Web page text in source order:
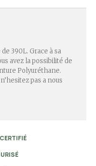
390L. Grace à sa
avez la possibilité de
Polyuréthane.
pas a nous